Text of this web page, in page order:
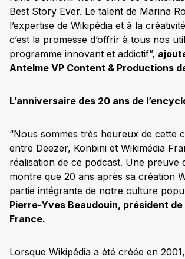
Best Story Ever. Le talent de Marina
l’expertise de Wikipédia et à la
c’est la promesse d’offrir à tous nos
programme innovant et addictif”,
Antelme VP Content & Productions
L’anniversaire des 20 ans de
“Nous sommes très heureux de cette
entre Deezer, Konbini et Wikimédia
réalisation de ce podcast. Une preuve
montre que 20 ans après sa création
partie intégrante de notre culture
Pierre-Yves Beaudouin, président de
France.
Lorsque Wikipédia a été créée en